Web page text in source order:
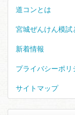
道コンとは
宮城ぜんけん模試
新着情報
プライバシーポリ
サイトマップ